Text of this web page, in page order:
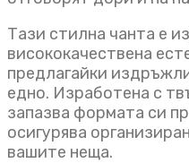
Тази стилна чанта е
висококачествена
предлагайки
едно. Изработена с
запазва формата си
осигурява
вашите неща.